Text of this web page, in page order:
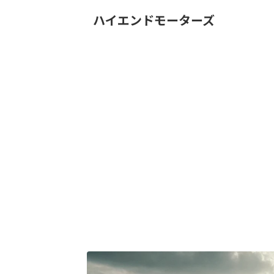
ハイエンドモーターズ